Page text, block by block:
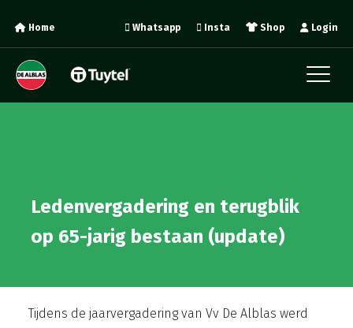
Home Login
Shop
Insta
Whatsapp
Ledenvergadering en terugblik
op 65-jarig bestaan (update)
Tijdens de jaarvergadering van Vv De Alblas werd